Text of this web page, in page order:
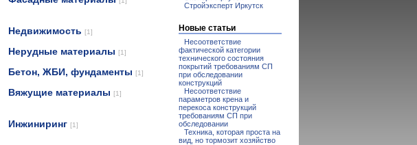
Недвижимость [1]
Нерудные материалы [1]
Бетон, ЖБИ, фундаменты [1]
Вяжущие материалы [1]
Инжиниринг [1]
Стройэксперт Иркутск
Новые статьи
Несоответствие
фактической категории
технического состояния
покрытий требованиям СП
при обследовании
конструкций
Несоответствие
параметров крена и
перекоса конструкций
требованиям СП при
обследовании
Техника, которая проста на
вид, но тормозит хозяйство